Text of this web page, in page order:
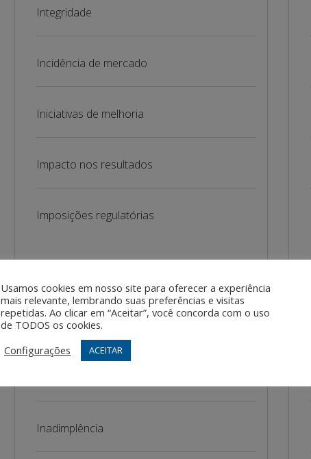
Integridade
Incidência de mercado
Iniciativas de melhoria
Impacto nos resultados
Imposições regulatórias
Interatividade
Inadimplência
Usamos cookies em nosso site para oferecer a experiência
mais relevante, lembrando suas preferências e visitas
repetidas. Ao clicar em “Aceitar”, você concorda com o uso
de TODOS os cookies.
Configurações
ACEITAR